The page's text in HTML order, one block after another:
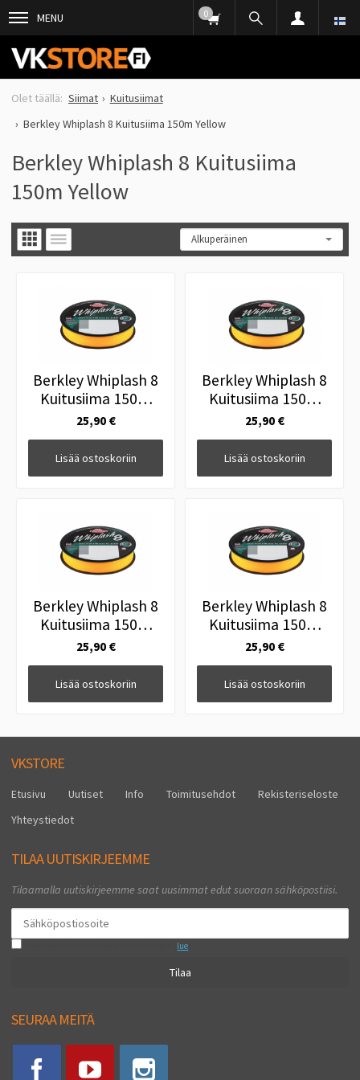
MENU 0
Siimat
Kuitusiimat
Berkley Whiplash 8 Kuitusiima 150m Yellow
Berkley Whiplash 8 Kuitusiima
150m Yellow
Berkley Whiplash 8
Kuitusiima 150m
Yellow 0.08mm
12,9kg
25,90 €
Lisää ostoskoriin
Berkley Whiplash 8
Kuitusiima 150m
Yellow 0.12mm
17,5kg
25,90 €
Lisää ostoskoriin
Berkley Whiplash 8
Kuitusiima 150m
Yellow 0.14mm
19,2kg
25,90 €
Lisää ostoskoriin
Berkley Whiplash 8
Kuitusiima 150m
Yellow 0.16mm
20,9kg
25,90 €
Lisää ostoskoriin
VKSTORE
Etusivu Uutiset Info Toimitusehdot
Rekisteriseloste
Yhteystiedot
TILAA UUTISKIRJEEMME
Tilaamalla uutiskirjeemme saat uusimmat edut suoraan sähköpostiisi.
lue
Tilaa
SEURAA MEITÄ